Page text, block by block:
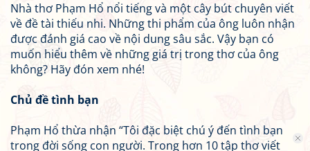
Nhà thơ Phạm Hổ nổi tiếng và một cây bút chuyên viết
về đề tài thiếu nhi. Những thi phẩm của ông luôn nhận
được đánh giá cao về nội dung sâu sắc. Vậy bạn có
muốn hiểu thêm về những giá trị trong thơ của ông
không? Hãy đón xem nhé!
Chủ đề tình bạn
Phạm Hổ thừa nhận “Tôi đặc biệt chú ý đến tình bạn
trong đời sống con người. Trong hơn 10 tập thơ viết